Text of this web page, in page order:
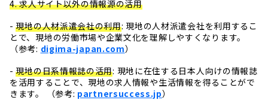
4. 求人サイト以外の情報源の活用
-現地の人材派遣会社の利用: 現地の人材派遣会社を利用するこ
とで、現地の労働市場や企業文化を理解しやすくなります。
（参考: digima-japan.com）
-現地の日系情報誌の活用: 現地に在住する日本人向けの情報誌
を活用することで、現地の求人情報や生活情報を得ることがで
きます。 （参考: partnersuccess.jp）